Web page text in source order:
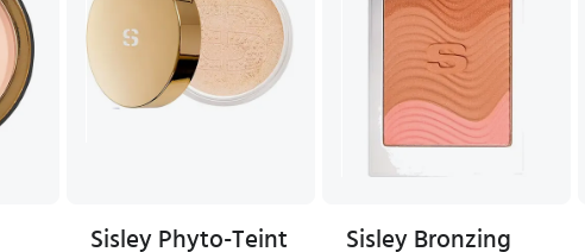
Sisley Phyto-Teint
Sisley Bronzing